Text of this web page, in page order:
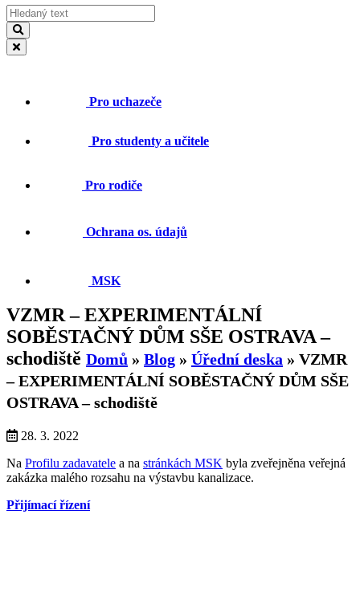
Pro uchazeče
Pro studenty a učitele
Pro rodiče
Ochrana os. údajů
MSK
VZMR – EXPERIMENTÁLNÍ
SOBĚSTAČNÝ DŮM SŠE OSTRAVA –
schodiště Domů » Blog » Úřední deska » VZMR
– EXPERIMENTÁLNÍ SOBĚSTAČNÝ DŮM SŠE
OSTRAVA – schodiště
28. 3. 2022
Na Profilu zadavatele a na stránkách MSK byla zveřejněna veřejná
zakázka malého rozsahu na výstavbu kanalizace.
Přijímací řízení